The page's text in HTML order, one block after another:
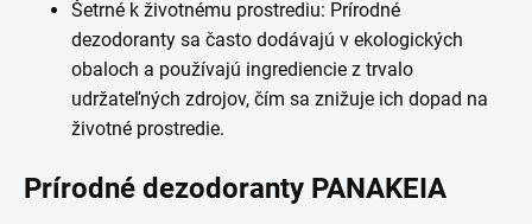
Šetrné k životnému prostrediu: Prírodné
dezodoranty sa často dodávajú v ekologických
obaloch a používajú ingrediencie z trvalo
udržateľných zdrojov, čím sa znižuje ich dopad na
životné prostredie.
Prírodné dezodoranty PANAKEIA